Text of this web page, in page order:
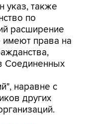
указ, также
по
расширение
права на
Соединенных
наравне с
других